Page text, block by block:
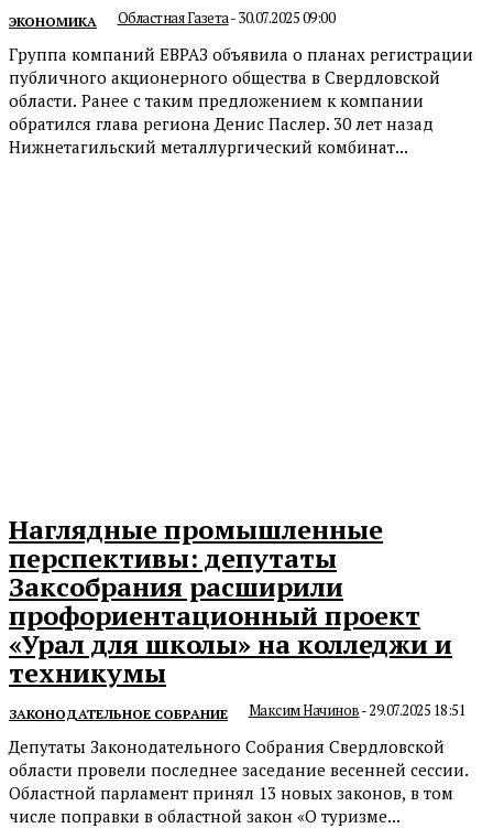
ЭКОНОМИКА Областная Газета-30.07.2025 09:00
Группа компаний ЕВРАЗ объявила о планах регистрации
публичного акционерного общества в Свердловской
области. Ранее с таким предложением к компании
обратился глава региона Денис Паслер. 30 лет назад
Нижнетагильский металлургический комбинат...
Наглядные промышленные
перспективы: депутаты
Заксобрания расширили
профориентационный проект
«Урал для школы» на колледжи и
техникумы
ЗАКОНОДАТЕЛЬНОЕ СОБРАНИЕ Максим Начинов-29.07.2025 18:51
Депутаты Законодательного Собрания Свердловской
области провели последнее заседание весенней сессии.
Областной парламент принял 13 новых законов, в том
числе поправки в областной закон «О туризме...